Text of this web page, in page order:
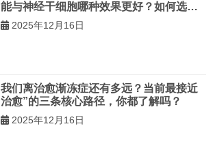
能与神经干细胞哪种效果更好？如何选
择？2025年12月16日
我们离治愈渐冻症还有多远？当前最接近
治愈”的三条核心路径，你都了解吗？
2025年12月16日